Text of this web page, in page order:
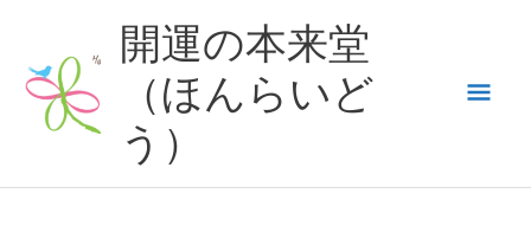
ッ
開運の本来堂
（ほんらいど
う）
メ